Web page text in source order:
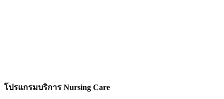
โปรแกรมบริการ Nursing Care